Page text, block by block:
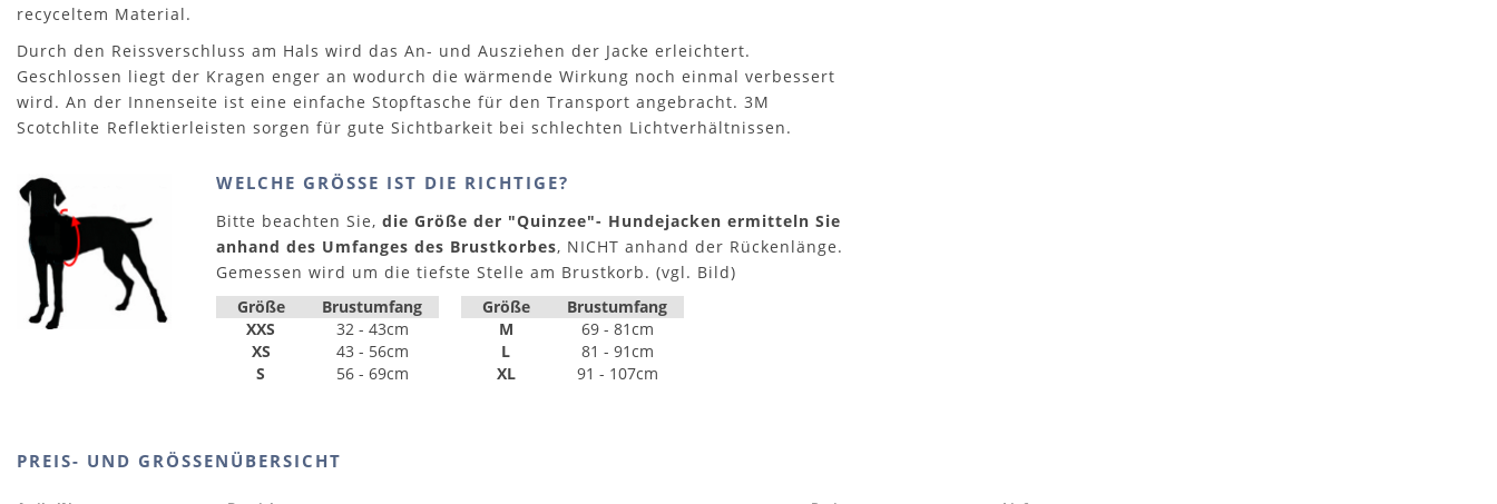
recyceltem Material.
Durch den Reissverschluss am Hals wird das An- und Ausziehen der Jacke erleichtert.
Geschlossen liegt der Kragen enger an wodurch die wärmende Wirkung noch einmal verbessert
wird. An der Innenseite ist eine einfache Stopftasche für den Transport angebracht. 3M
Scotchlite Reflektierleisten sorgen für gute Sichtbarkeit bei schlechten Lichtverhältnissen.
WELCHE GRÖSSE IST DIE RICHTIGE?
Bitte beachten Sie, die Größe der "Quinzee"- Hundejacken ermitteln Sie
anhand des Umfanges des Brustkorbes, NICHT anhand der Rückenlänge.
Gemessen wird um die tiefste Stelle am Brustkorb. (vgl. Bild)
Größe
Brustumfang Größe
Brustumfang
XXS
32 - 43cm M
69 - 81cm
XS
43 - 56cm L
81 - 91cm
S
56 - 69cm XL 91 - 107cm
PREIS- UND GRÖSSENÜBERSICHT